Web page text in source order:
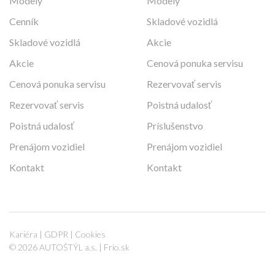
Cenník
Skladové vozidlá
Akcie
Cenová ponuka servisu
Rezervovať servis
Poistná udalosť
Prenájom vozidiel
Kontakt
Skladové vozidlá
Akcie
Cenová ponuka servisu
Rezervovať servis
Poistná udalosť
Príslušenstvo
Prenájom vozidiel
Kontakt
© 2026 AUTOŠTÝL a.s. | Frio.sk
Kariéra GDPR Cookies